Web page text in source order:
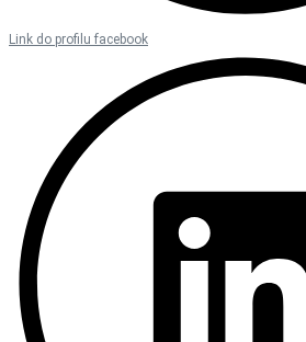
Link do profilu facebook